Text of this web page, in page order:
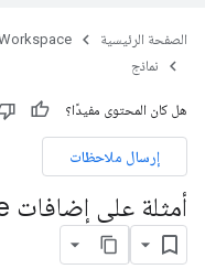
الصفحة الرئيسية
نماذج
هل كان المحتوى مفيدًا؟
إرسال ملاحظات
أمثلة على إضافات Google Workspace